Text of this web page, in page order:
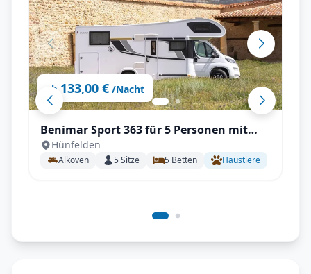
ab 133,00 € /Nacht
Benimar Sport 363 für 5 Personen mit
Hünfelden
Alkoven 5Sitze 5 Betten Haustiere